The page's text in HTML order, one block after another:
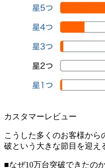
カスタマーレビュー
こうした多くのお客様から
破という大きな節目を迎え
■なぜ10万台突破できたの